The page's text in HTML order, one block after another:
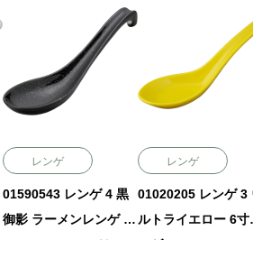
レンゲ
01590543 レンゲ 4 黒
御影 ラーメンレンゲ 1
7.8×5.2㎝ P.187 ￥700
レンゲ
01020205 レンゲ 3
ルトライエロー 6寸
ンゲ 17.8×5.5㎝ P.186